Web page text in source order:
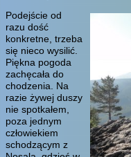
Podejście od
razu dość
konkretne, trzeba
się nieco wysilić.
Piękna pogoda
zachęcała do
chodzenia. Na
razie żywej duszy
nie spotkałem,
poza jednym
człowiekiem
schodzącym z